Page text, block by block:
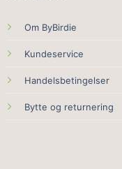
Om ByBirdie
Kundeservice
Handelsbetingelser
Bytte og returnering